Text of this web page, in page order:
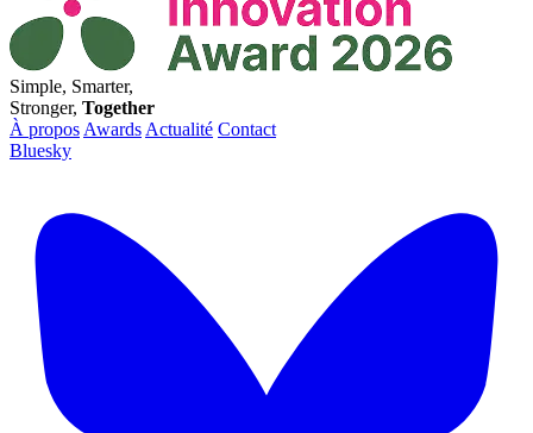
Simple, Smarter,
Stronger, Together
À propos Awards Actualité Contact
Bluesky